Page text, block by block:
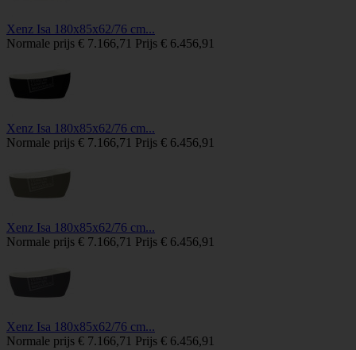
Xenz Isa 180x85x62/76 cm...
Normale prijs € 7.166,71 Prijs € 6.456,91
Xenz Isa 180x85x62/76 cm...
Normale prijs € 7.166,71 Prijs € 6.456,91
Xenz Isa 180x85x62/76 cm...
Normale prijs € 7.166,71 Prijs € 6.456,91
Xenz Isa 180x85x62/76 cm...
Normale prijs € 7.166,71 Prijs € 6.456,91